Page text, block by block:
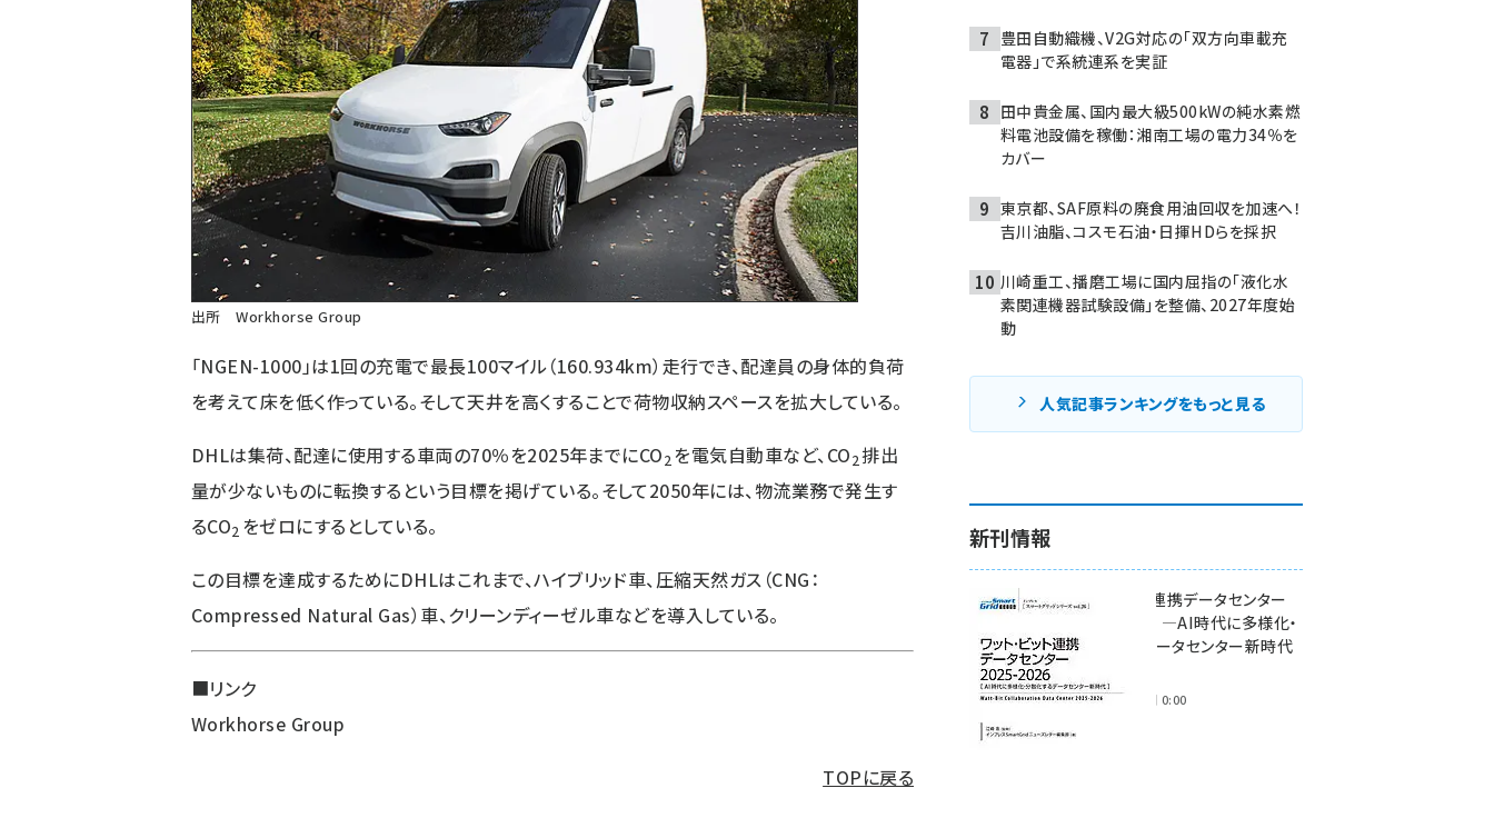
出所 Workhorse Group
「NGEN-1000」は1回の充電で最長100マイル（160.934km）走行でき、配達員の身体的負荷
を考えて床を低く作っている。そして天井を高くすることで荷物収納スペースを拡大している。
DHLは集荷、配達に使用する車両の70％を2025年までにCO2 を電気自動車など、CO2排出
量が少ないものに転換するという目標を掲げている。そして2050年には、物流業務で発生す
るCO2 をゼロにするとしている。
この目標を達成するためにDHLはこれまで、ハイブリッド車、圧縮天然ガス（CNG：
Compressed Natural Gas）車、クリーンディーゼル車などを導入している。
■リンク
Workhorse Group
TOPに戻る
豊田自動織機、V2G対応の「双方向車載充
電器」で系統連系を実証
田中貴金属、国内最大級500kWの純水素燃
料電池設備を稼働：湘南工場の電力34％を
カバー
東京都、SAF原料の廃食用油回収を加速へ！
吉川油脂、コスモ石油・日揮HDらを採択
川崎重工、播磨工場に国内屈指の「液化水
素関連機器試験設備」を整備、2027年度始
動
人気記事ランキングをもっと見る
新刊情報
ワット・ビット連携データセンター
2025-2026 ―AI時代に多様化・
分散化するデータセンター新時代
2025年11月28日 0:00